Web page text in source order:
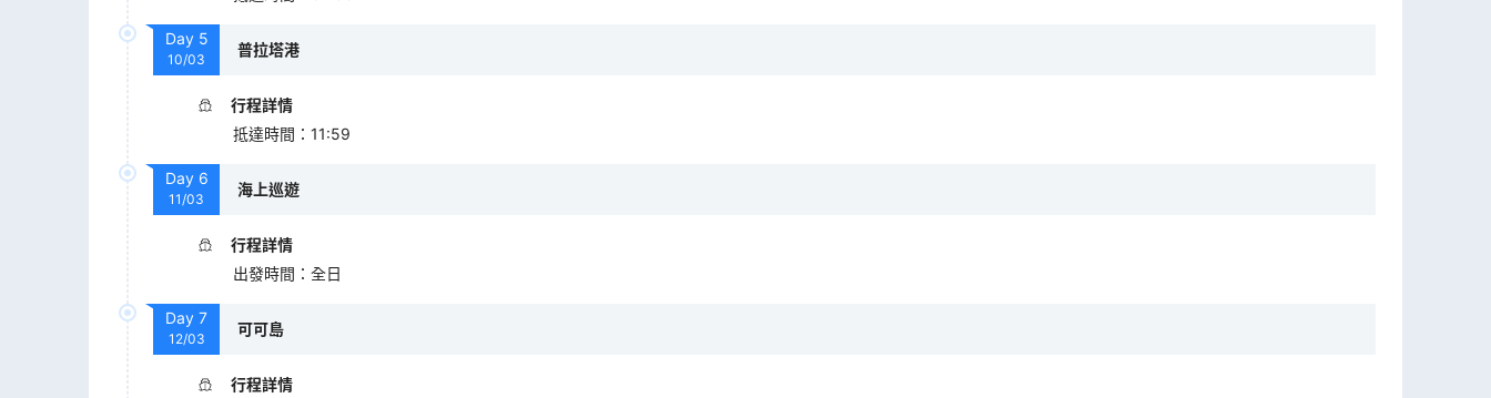
Day 5
10/03
普拉塔港
行程詳情
抵達時間 ： 11:59
Day 6
11/03
海上巡遊
行程詳情
出發時間 ： 全日
Day 7
12/03
可可島
行程詳情